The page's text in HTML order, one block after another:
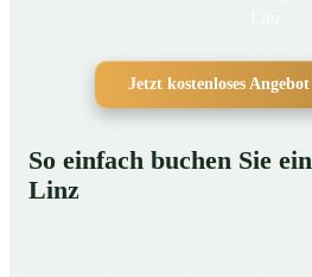
Jetzt kostenloses
So einfach buchen Sie
Linz